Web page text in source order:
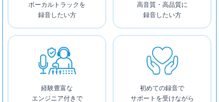
ボーカルトラックを
録音したい方
高音質・高品質に
録音したい方
経験豊富な
エンジニア付きで
初めての録音で
サポートを受けながら